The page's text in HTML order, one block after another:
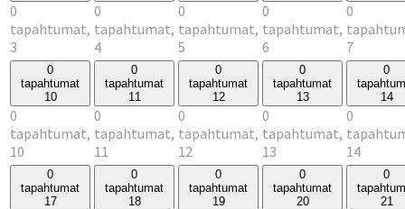
0
tapahtumat,
3
0
tapahtumat,
4
0
tapahtumat,
5
0
tapahtumat,
6
0
7
0
tapahtumat
10
0
tapahtumat,
10
0
tapahtumat
11
0
tapahtumat,
11
0
tapahtumat
12
0
tapahtumat,
12
0
tapahtumat
13
0
tapahtumat,
13
0
14
0
14
0
tapahtumat
17
0
tapahtumat
18
0
tapahtumat
19
0
tapahtumat
20
0
21